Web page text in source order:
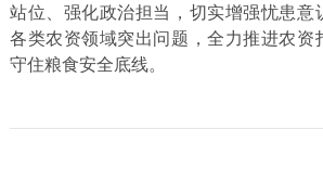
站位、强化政治担当，切实增强忧患意
各类农资领域突出问题，全力推进农资
守住粮食安全底线。